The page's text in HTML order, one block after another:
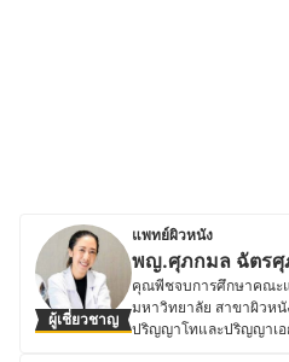
ผู้เชี่ยวชาญ
แพทย์ผิวหนัง
พญ.ศุภกมล ฉัตรศุ
คุณพีชจบการศึกษาคณะ
มหาวิทยาลัย สาขาผิวหนั
ปริญญาโทและปริญญาเ